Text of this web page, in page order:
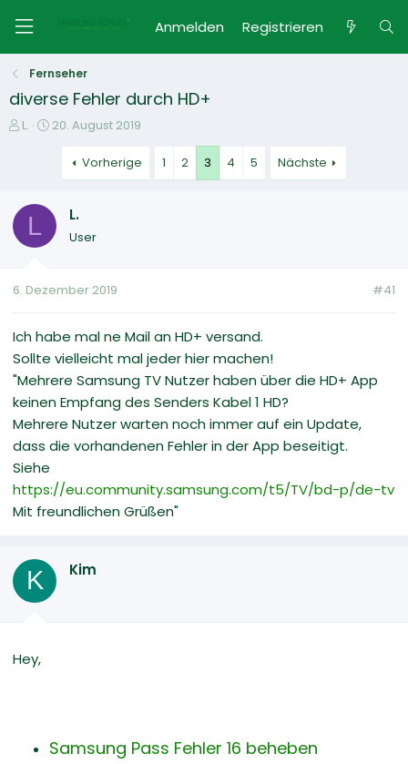
Anmelden Registrieren
Fernseher
diverse Fehler durch HD+
E
e
L.
E
l
l
m
20. August 2019
Vorherige 1 2 3 4 5 Nächste
L L.
User
6. Dezember 2019 #41
Ich habe mal ne Mail an HD+ versand.
Sollte vielleicht mal jeder hier machen!
"Mehrere Samsung TV Nutzer haben über die HD+ App
keinen Empfang des Senders Kabel 1 HD?
Mehrere Nutzer warten noch immer auf ein Update,
dass die vorhandenen Fehler in der App beseitigt.
Siehe
https://eu.community.samsung.com/t5/TV/bd-p/de-tv
Mit freundlichen Grüßen"
K Kim
Hey,
Samsung Pass Fehler 16 beheben